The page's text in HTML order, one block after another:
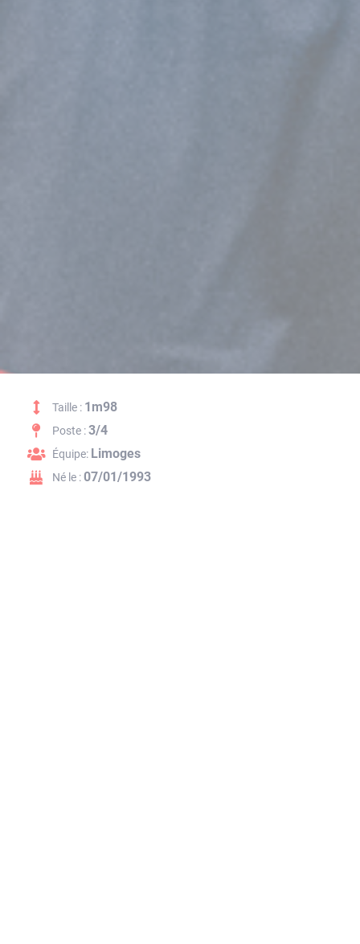
Taille : 1m98
Poste :3/4
Équipe: Limoges
Né le :07/01/1993